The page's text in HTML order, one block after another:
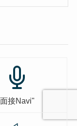
面接Navi"